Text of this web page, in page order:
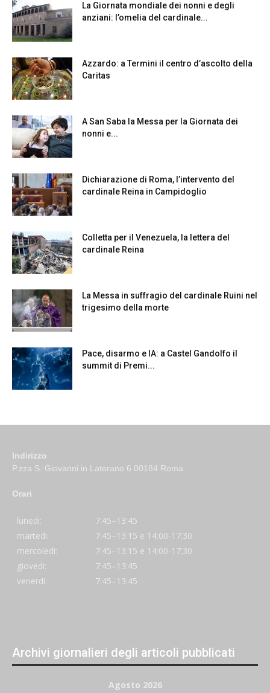
La Giornata mondiale dei nonni e degli
anziani: l’omelia del cardinale...
Azzardo: a Termini il centro d’ascolto della
Caritas
A San Saba la Messa per la Giornata dei
nonni e...
Dichiarazione di Roma, l’intervento del
cardinale Reina in Campidoglio
Colletta per il Venezuela, la lettera del
cardinale Reina
La Messa in suffragio del cardinale Ruini nel
trigesimo della morte
Pace, disarmo e IA: a Castel Gandolfo il
summit di Premi...
Indirizzo
P.zza S. Giovanni in Laterano 6 00184 Roma
Orari
lunedi:
7:45–13:45
martedi:
7:45–13:15 e 14:00-17:30
mercoledi:
7:45–13:15 e 14:00-17:30
giovedi:
7:45–13:45
venerdi:
7:45–13:45
Archivi giornalieri degli articoli pubblicati
Agosto 2026